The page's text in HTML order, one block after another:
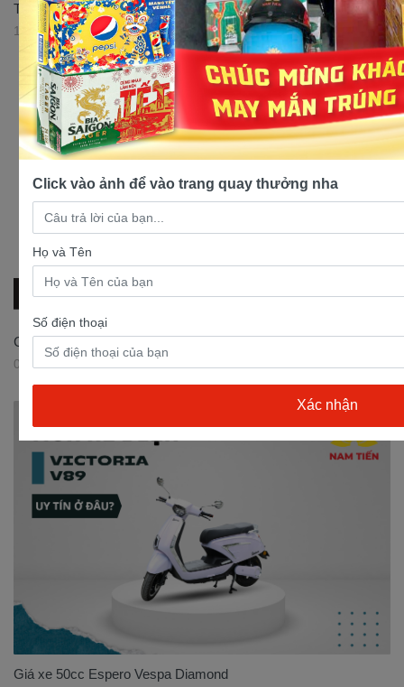
Top 3 mẫu xe Cub 50cc đáng mua nhất thị trường
17/07/2023 11:30:37
Có nên mua xe Exciter 50cc?
03/08/2023 08:46:52
Giá xe 50cc Espero Vespa Diamond
Click vào ảnh để vào trang quay thưởng nha
Họ và Tên
Số điện thoại